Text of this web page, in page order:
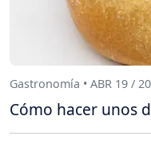
Gastronomía • ABR 19 /
Cómo hacer unos